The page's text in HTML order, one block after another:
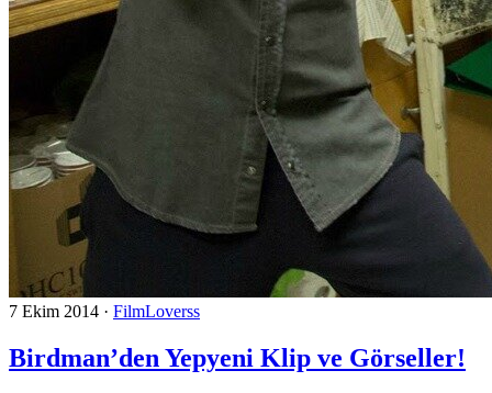
7 Ekim 2014 · FilmLoverss
Birdman’den Yepyeni Klip ve Görseller!